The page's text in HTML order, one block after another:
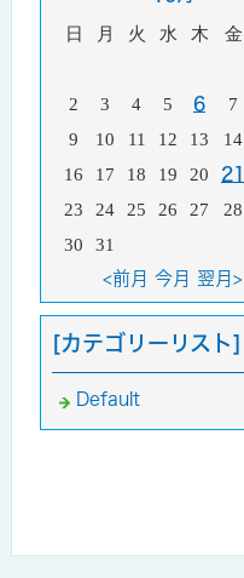
日 月 火 水 木 金
2 3 4 5 6 7
9
10 11 12 13 14
16 17 18 19 20 21
23
24 25 26 27 28
30
31
<前月 今月 翌月>
[カテゴリーリスト]
Default